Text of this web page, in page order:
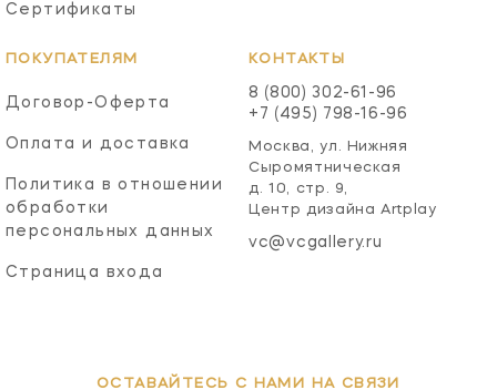
Сертификаты
ПОКУПАТЕЛЯМ
Договор-Оферта
Оплата и доставка
Политика в отношении
обработки
персональных данных
Страница входа
КОНТАКТЫ
8 (800) 302-61-96
+7 (495) 798-16-96
Москва, ул. Нижняя
Сыромятническая
д. 10, стр. 9,
Центр дизайна Artplay
vc@vcgallery.ru
ОСТАВАЙТЕСЬ С НАМИ НА СВЯЗИ